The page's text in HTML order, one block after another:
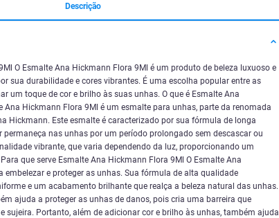
Descrição
O Esmalte Ana Hickmann Flora 9Ml é um produto de beleza luxuoso e
sua durabilidade e cores vibrantes. É uma escolha popular entre as
um toque de cor e brilho às suas unhas. O que é Esmalte Ana
Ana Hickmann Flora 9Ml é um esmalte para unhas, parte da renomada
Hickmann. Este esmalte é caracterizado por sua fórmula de longa
permaneça nas unhas por um período prolongado sem descascar ou
vibrante, que varia dependendo da luz, proporcionando um
que serve Esmalte Ana Hickmann Flora 9Ml O Esmalte Ana
embelezar e proteger as unhas. Sua fórmula de alta qualidade
e um acabamento brilhante que realça a beleza natural das unhas.
ajuda a proteger as unhas de danos, pois cria uma barreira que
sujeira. Portanto, além de adicionar cor e brilho às unhas, também ajuda